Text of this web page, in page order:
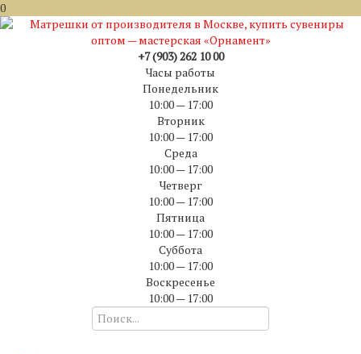
0
+7 (903) 262 10 00
Часы работы
Понедельник
10:00 — 17:00
Вторник
10:00 — 17:00
Среда
10:00 — 17:00
Четверг
10:00 — 17:00
Пятница
10:00 — 17:00
Суббота
10:00 — 17:00
Воскресенье
10:00 — 17:00